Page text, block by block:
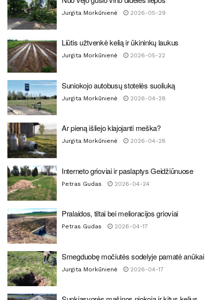
Jurgita Morkūnienė 2026-05-29
Liūtis užtvenkė kelią ir ūkininkų laukus
Jurgita Morkūnienė 2026-05-22
Suniokojo autobusų stotelės suoliuką
Jurgita Morkūnienė 2026-04-28
Ar pieną išliejo klajojanti meška?
Jurgita Morkūnienė 2026-04-28
Interneto grioviai ir paslaptys Geidžiūnuose
Petras Gudas 2026-04-24
Pralaidos, tiltai bei melioracijos grioviai
Petras Gudas 2026-04-17
Smegduobę močiutės sodelyje pamatė anūkai
Jurgita Morkūnienė 2026-04-17